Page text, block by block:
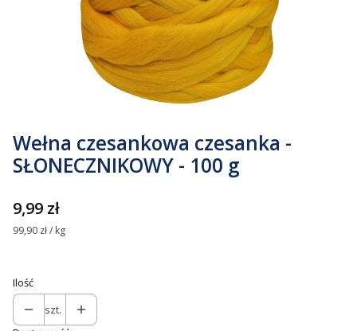
Wełna czesankowa czesanka -
SŁONECZNIKOWY - 100 g
Cena
9,99 zł
99,90 zł / kg
Ilość
szt.